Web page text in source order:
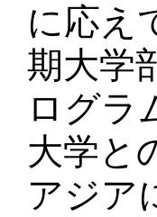
に応え
期大学
ログラ
大学と
アジア